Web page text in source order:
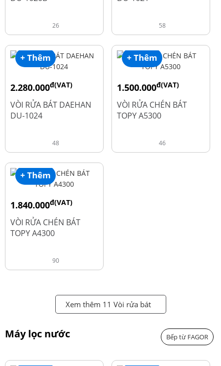
26 58
+ Thêm
2.280.000đ(VAT)
2.600.000
VÒI RỬA BÁT DAEHAN
DU-1024
48
+ Thêm
1.500.000đ(VAT)
1.990.000
VÒI RỬA CHÉN BÁT
TOPY A5300
46
+ Thêm
1.840.000đ(VAT)
2.450.000
VÒI RỬA CHÉN BÁT
TOPY A4300
90
Xem thêm 11 Vòi rửa bát
Máy lọc nước Bếp từ FAGOR